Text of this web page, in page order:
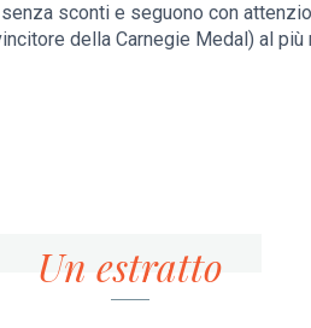
sconti e seguono con
della Carnegie Medal) al più
Un estratto